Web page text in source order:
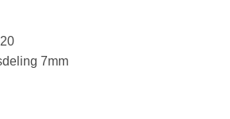
7mm
aantal